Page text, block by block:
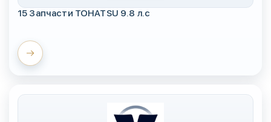
15 Запчасти TOHATSU 9.8 л.с